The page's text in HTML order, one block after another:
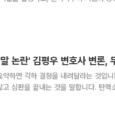
논란' 김평우 변호사 변론,
하면 각하 결정을 내려달라는 것입
심판을 끝내는 것을 말합니다. 탄핵
는 절차가 잘못됐으니 헌재